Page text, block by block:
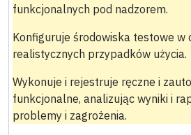
funkcjonalnych pod nadzorem.
Konfiguruje środowiska testowe w
realistycznych przypadków użycia.
Wykonuje i rejestruje ręczne i
funkcjonalne, analizując wyniki i
problemy i zagrożenia.